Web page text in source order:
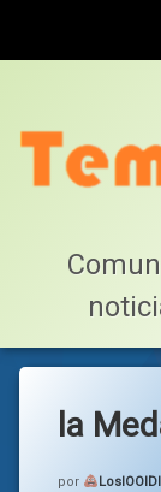
Lista de
Tabla de
la
por